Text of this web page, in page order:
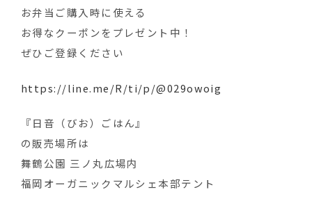
お弁当ご購入時に使える
お得なクーポンをプレゼント中！
ぜひご登録ください
https://line.me/R/ti/p/@029owoig
『日音（びお）ごはん』
の販売場所は
舞鶴公園 三ノ丸広場内
福岡オーガニックマルシェ本部テント